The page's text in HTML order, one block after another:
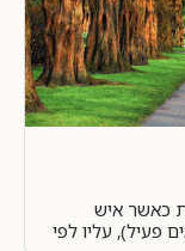
כאשר איש
פעיל), עליו לפי